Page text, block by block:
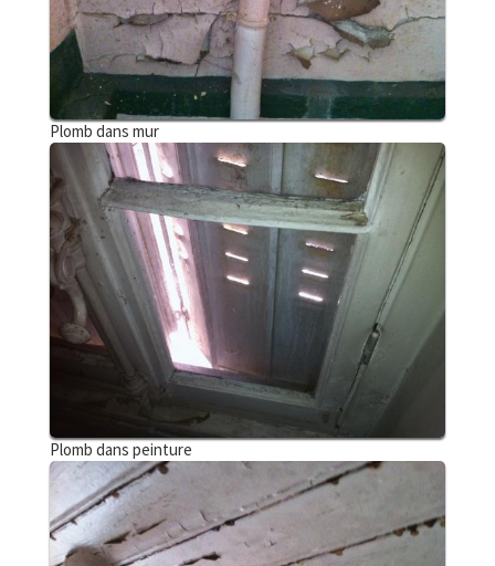
Plomb dans mur
Plomb dans peinture